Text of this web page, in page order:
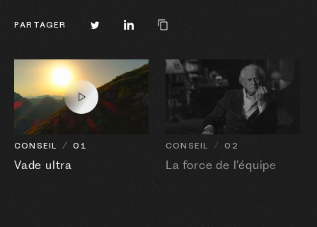
PARTAGER
CONSEIL 01
Vade ultra
CONSEIL 02
La force de l’équipe